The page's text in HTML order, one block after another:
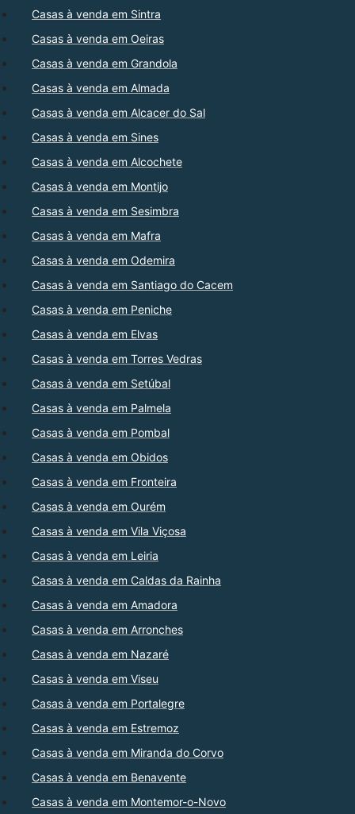
Casas à venda em Sintra
Casas à venda em Oeiras
Casas à venda em Grandola
Casas à venda em Almada
Casas à venda em Alcacer do Sal
Casas à venda em Sines
Casas à venda em Alcochete
Casas à venda em Montijo
Casas à venda em Sesimbra
Casas à venda em Mafra
Casas à venda em Odemira
Casas à venda em Santiago do Cacem
Casas à venda em Peniche
Casas à venda em Elvas
Casas à venda em Torres Vedras
Casas à venda em Setúbal
Casas à venda em Palmela
Casas à venda em Pombal
Casas à venda em Obidos
Casas à venda em Fronteira
Casas à venda em Ourém
Casas à venda em Vila Viçosa
Casas à venda em Leiria
Casas à venda em Caldas da Rainha
Casas à venda em Amadora
Casas à venda em Arronches
Casas à venda em Nazaré
Casas à venda em Viseu
Casas à venda em Portalegre
Casas à venda em Estremoz
Casas à venda em Miranda do Corvo
Casas à venda em Benavente
Casas à venda em Montemor-o-Novo